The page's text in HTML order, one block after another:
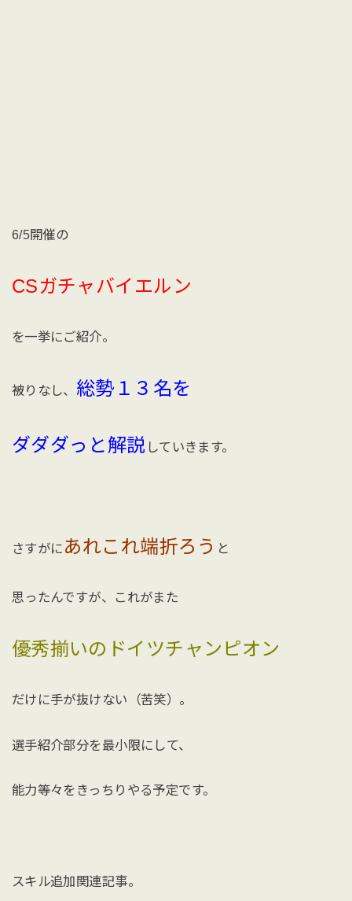
6/5開催の
CSガチャバイエルン
を一挙にご紹介。
被りなし、 総勢１３名を
ダダダっと解説 していきます。
さすがに あれこれ端折ろう と
思ったんですが、これがまた
優秀揃いのドイツチャンピオン
だけに手が抜けない（苦笑）。
選手紹介部分を最小限にして、
能力等々をきっちりやる予定です。
スキル追加関連記事。